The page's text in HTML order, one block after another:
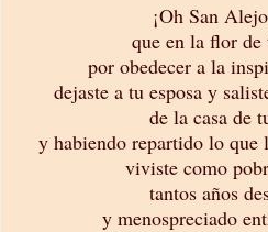
¡Oh San
que en la flor
por obedecer a la
dejaste a tu esposa y
de la casa de
y habiendo repartido lo que
viviste como
tantos años
y menospreciado